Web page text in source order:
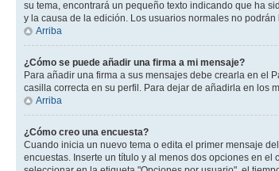
su tema, encontrará un pequeño texto indicando que ha
y la causa de la edición. Los usuarios normales no
Arriba
¿Cómo se puede añadir una firma a mi mensaje?
Para añadir una firma a sus mensajes debe crearla en el
casilla correcta en su perfil. Para dejar de añadirla en los
Arriba
¿Cómo creo una encuesta?
Cuando inicia un nuevo tema o edita el primer mensaje
encuestas. Inserte un título y al menos dos opciones en